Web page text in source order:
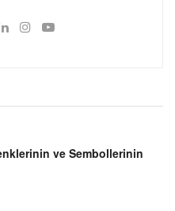
ve Sembollerinin